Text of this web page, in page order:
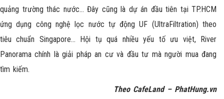
quảng trường thác nước… Đây cũng là dự án đầu tiên tại TP.HCM
ứng dụng công nghệ lọc nước tự động UF (UltraFiltration) theo
tiêu chuẩn Singapore… Hội tụ quá nhiều yếu tố ưu việt, River
Panorama chính là giải pháp an cư và đầu tư mà người mua đang
tìm kiếm.
Theo CafeLand – PhatHung.vn